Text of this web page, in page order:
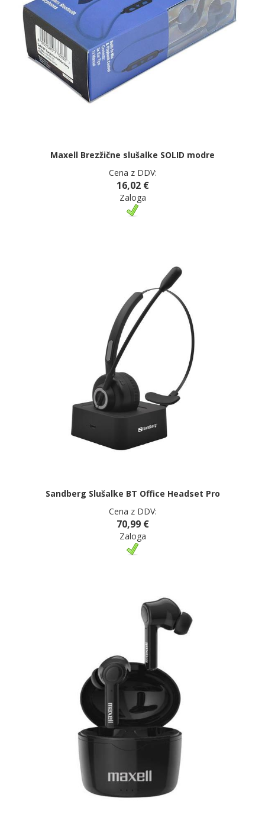
Maxell Brezžične slušalke SOLID modre
Cena z DDV:
16,02 €
Zaloga
Sandberg Slušalke BT Office Headset Pro
Cena z DDV:
70,99 €
Zaloga